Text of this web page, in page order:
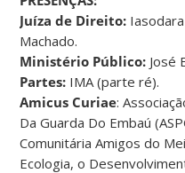
Juíza de Direito:
Machado.
Ministério Público: José
Partes: IMA (parte ré).
Amicus Curiae:
Da Guarda Do Embaú
Comunitária Amigos do
Ecologia, o